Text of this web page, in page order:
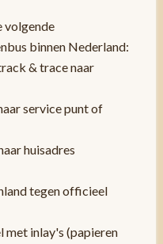
volgende
binnen Nederland:
& trace naar
service punt of
huisadres
tegen officieel
met inlay's (papieren